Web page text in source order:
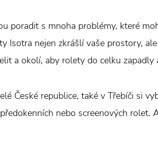
poradit s mnoha problémy, které
Isotra nejen zkrášlí vaše prostory,
a okolí, aby rolety do celku zapadly
České republice, také v Třebíči si
nebo screenových rolet.